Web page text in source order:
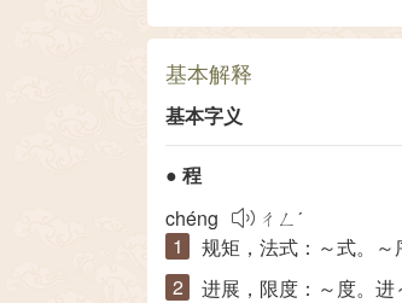
基本解释
基本字义
● 程
chéng
ㄔㄥˊ
规矩，法式：～式。～
进展，限度：～度。进